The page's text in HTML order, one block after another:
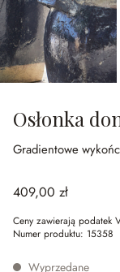
Osłonka
Gradientowe
409,00 zł
Ceny zawierają podatek
Numer produktu: 15358
Wyprzedane